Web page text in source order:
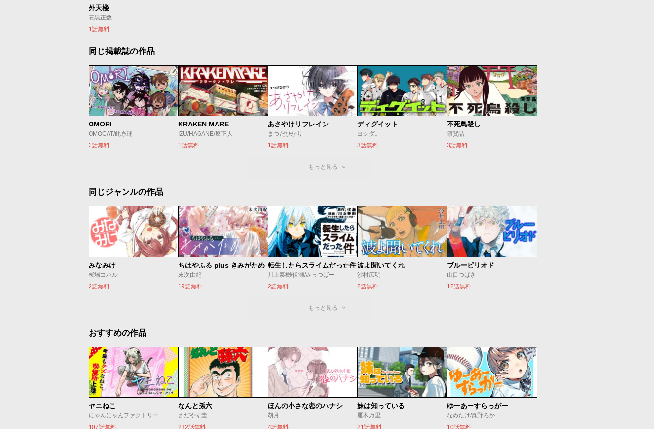
外天楼
石黒正数
1話無料
同じ掲載誌の作品
OMORI
OMOCAT/此糸縫
3話無料
KRAKEN MARE
IZU/HAGANE/原正人
1話無料
あさやけリフレイン
まつだひかり
1話無料
ディグイット
ヨシダ。
3話無料
不死鳥殺し
須賀晶
3話無料
もっと見る
同じジャンルの作品
みなみけ
桜場コハル
2話無料
ちはやふる plus きみがため
末次由紀
19話無料
転生したらスライムだった件
川上泰樹/伏瀬/みっつばー
2話無料
波よ聞いてくれ
沙村広明
2話無料
ブルーピリオド
山口つばさ
12話無料
もっと見る
おすすめの作品
ヤニねこ
にゃんにゃんファクトリー
107話無料
なんと孫六
さだやす圭
232話無料
ほんの小さな恋のハナシ
胡月
4話無料
妹は知っている
雁木万里
21話無料
ゆーあーすらっがー
なめたけ/真野ろか
10話無料